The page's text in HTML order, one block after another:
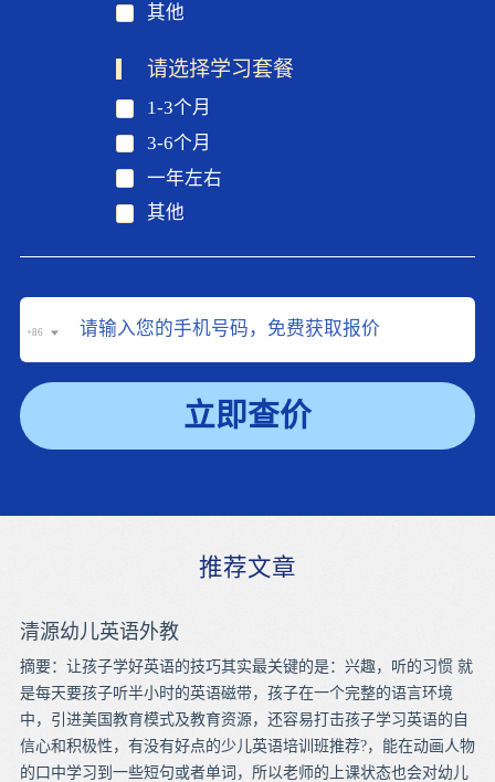
其他
请选择学习套餐
1-3个月
3-6个月
一年左右
其他
+86
立即查价
推荐文章
清源幼儿英语外教
摘要：让孩子学好英语的技巧其实最关键的是：兴趣，听的习惯 就
是每天要孩子听半小时的英语磁带，孩子在一个完整的语言环境
中，引进美国教育模式及教育资源，还容易打击孩子学习英语的自
信心和积极性，有没有好点的少儿英语培训班推荐?，能在动画人物
的口中学习到一些短句或者单词，所以老师的上课状态也会对幼儿